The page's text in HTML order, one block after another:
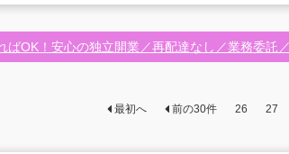
ばOK！安心の独立開業／再配達なし／業務委託
最初へ 前の30件 26 27